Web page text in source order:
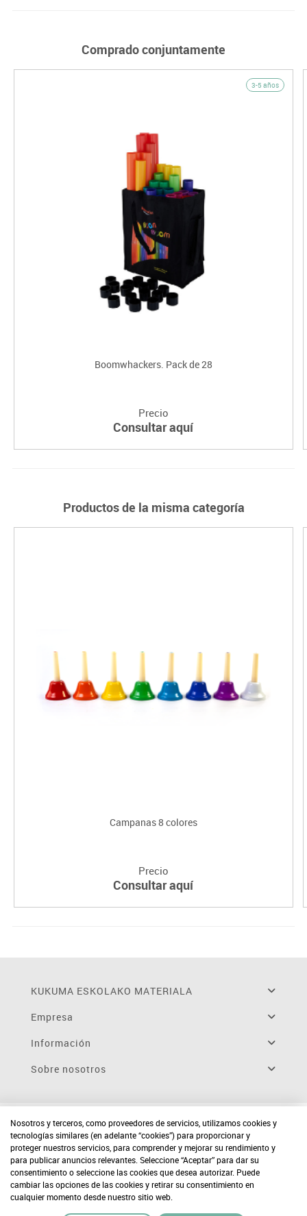
Comprado conjuntamente
3-5 años
Boomwhackers. Pack de 28
Precio
Consultar aquí
Productos de la misma categoría
Campanas 8 colores
Precio
Consultar aquí
KUKUMA ESKOLAKO MATERIALA
Empresa
Información
Sobre nosotros
Nosotros y terceros, como proveedores de servicios, utilizamos cookies y
tecnologías similares (en adelante “cookies”) para proporcionar y
proteger nuestros servicios, para comprender y mejorar su rendimiento y
para publicar anuncios relevantes. Seleccione “Aceptar” para dar su
consentimiento o seleccione las cookies que desea autorizar. Puede
cambiar las opciones de las cookies y retirar su consentimiento en
cualquier momento desde nuestro sitio web.